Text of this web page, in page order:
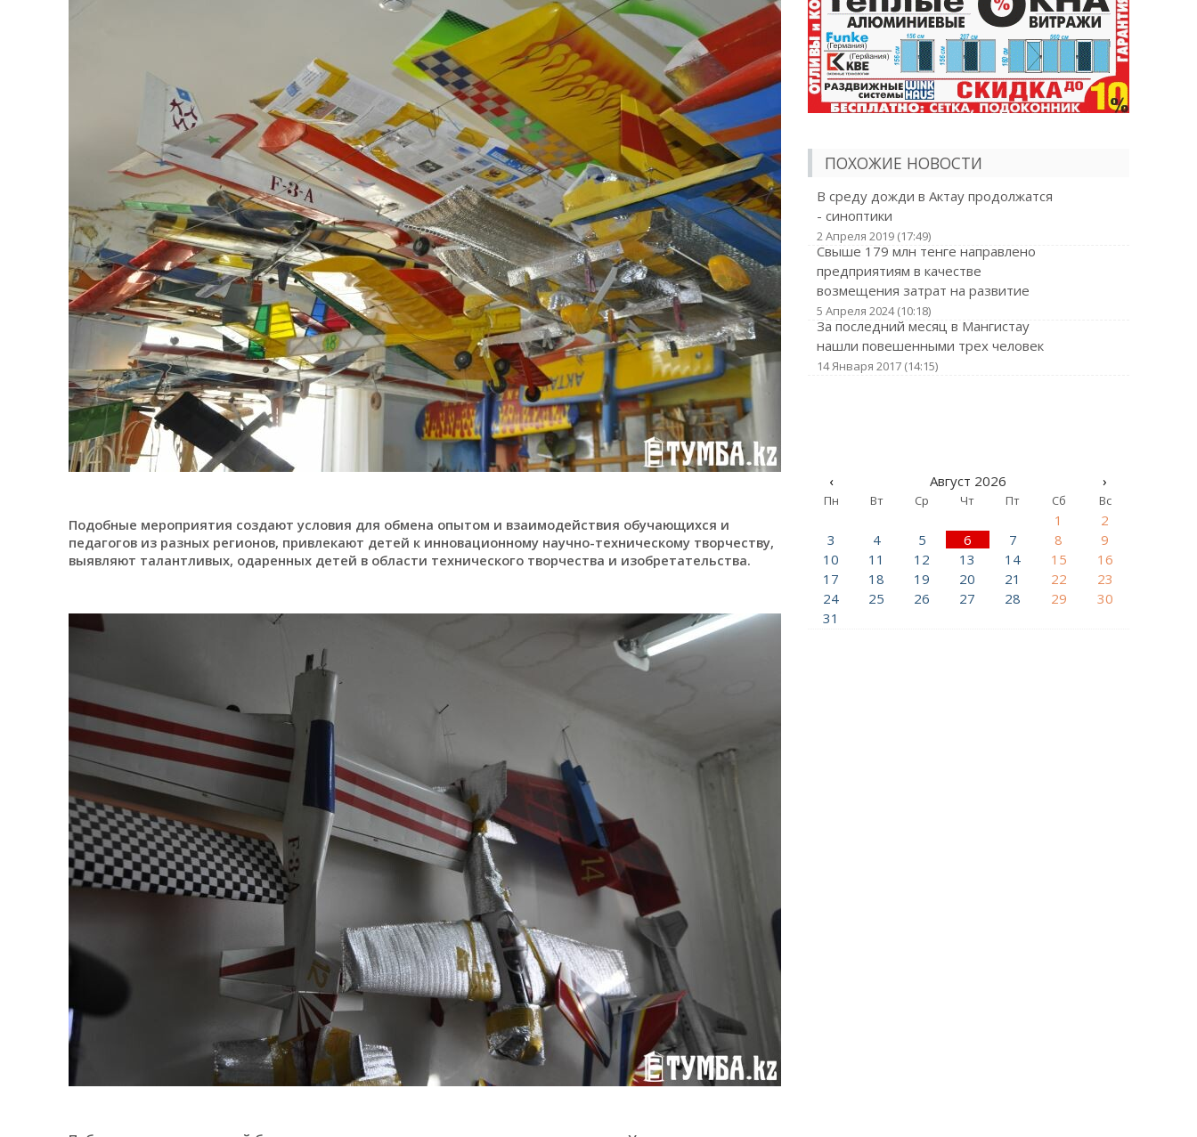
Подобные мероприятия создают условия для обмена опытом и взаимодействия обучающихся и
педагогов из разных регионов, привлекают детей к инновационному научно-техническому творчеству,
выявляют талантливых, одаренных детей в области технического творчества и изобретательства.
ПОХОЖИЕ НОВОСТИ
В среду дожди в Актау продолжатся
- синоптики
2 Апреля 2019 (17:49)
Свыше 179 млн тенге направлено
предприятиям в качестве
возмещения затрат на развитие
5 Апреля 2024 (10:18)
За последний месяц в Мангистау
нашли повешенными трех человек
14 Января 2017 (14:15)
‹ Август 2026 ›
Пн Вт Ср Чт Пт Сб Вс
1
2
3
4 5 6 7 8
9
10
11 12 13 14 15
16
17
18 19 20 21 22
23
24
25 26 27 28 29
30
31